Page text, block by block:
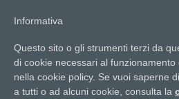
Informativa
Questo sito o gli strumenti terzi da
di cookie necessari al
nella cookie policy. Se vuoi saperne
a tutti o ad alcuni cookie, consulta la